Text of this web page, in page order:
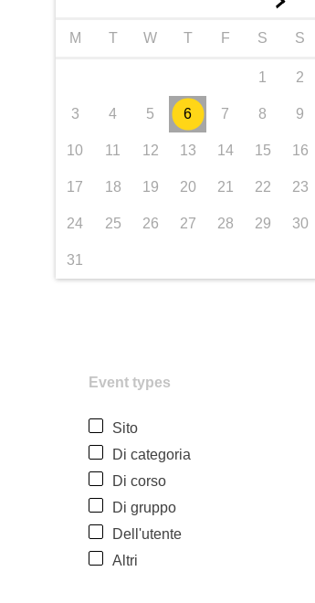
M T W T F S S
1 2
3 4 5 6 7 8 9
10 11 12 13 14 15 16
17 18 19 20 21 22 23
24 25 26 27 28 29 30
31
Event types
Sito
Di categoria
Di corso
Di gruppo
Dell'utente
Altri